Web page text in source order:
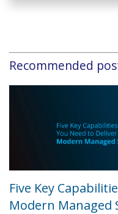
Recommended
Five Key
Modern Managed